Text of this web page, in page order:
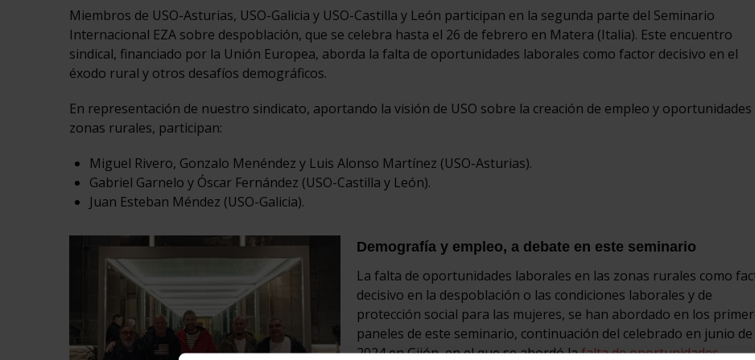
Miembros de USO-Asturias, USO-Galicia y USO-Castilla y León participan en la segunda parte del Seminario
Internacional EZA sobre despoblación, que se celebra hasta el 26 de febrero en Matera (Italia). Este encuentro
sindical, financiado por la Unión Europea, aborda la falta de oportunidades laborales como factor decisivo en el
éxodo rural y otros desafíos demográficos.
En representación de nuestro sindicato, aportando la visión de USO sobre la creación de empleo y oportunidades
zonas rurales, participan:
Miguel Rivero, Gonzalo Menéndez y Luis Alonso Martínez (USO-Asturias).
Gabriel Garnelo y Óscar Fernández (USO-Castilla y León).
Juan Esteban Méndez (USO-Galicia).
Demografía y empleo, a debate en este seminario
La falta de oportunidades laborales en las zonas rurales como
decisivo en la despoblación o las condiciones laborales y de
protección social para las mujeres, se han abordado en los
paneles de este seminario, continuación del celebrado en junio de
2024 en Gijón, en el que se abordó lafalta de oportunidades